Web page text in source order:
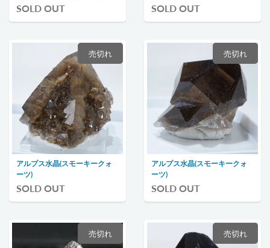
ーツ
SOLD OUT SOLD OUT
売切れ
アルプス水晶(スモーキークォ
ーツ)
SOLD OUT
売切れ
アルプス水晶(スモーキークォ
ーツ)
SOLD OUT
売切れ 売切れ